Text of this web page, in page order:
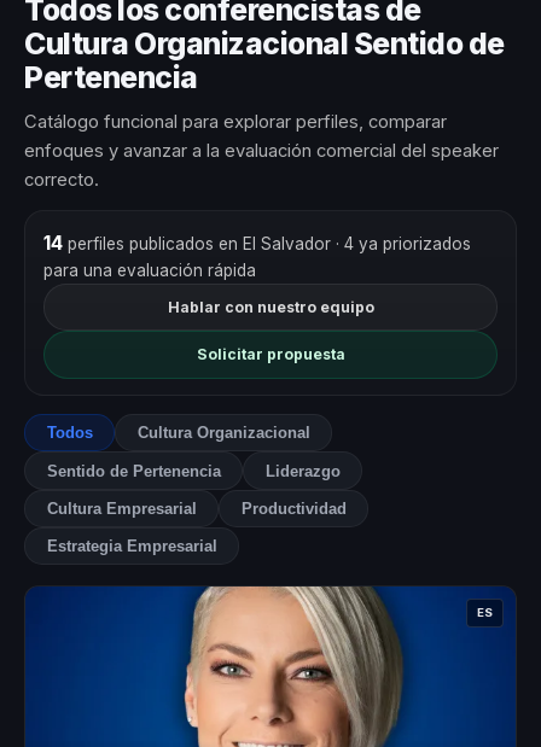
Todos los conferencistas de
Cultura Organizacional Sentido de
Pertenencia
Catálogo funcional para explorar perfiles, comparar
enfoques y avanzar a la evaluación comercial del speaker
correcto.
14perfiles publicados en El Salvador · 4 ya priorizados
para una evaluación rápida
Hablar con nuestro equipo
Solicitar propuesta
Todos Cultura Organizacional
Sentido de Pertenencia Liderazgo
Cultura Empresarial Productividad
Estrategia Empresarial
ES